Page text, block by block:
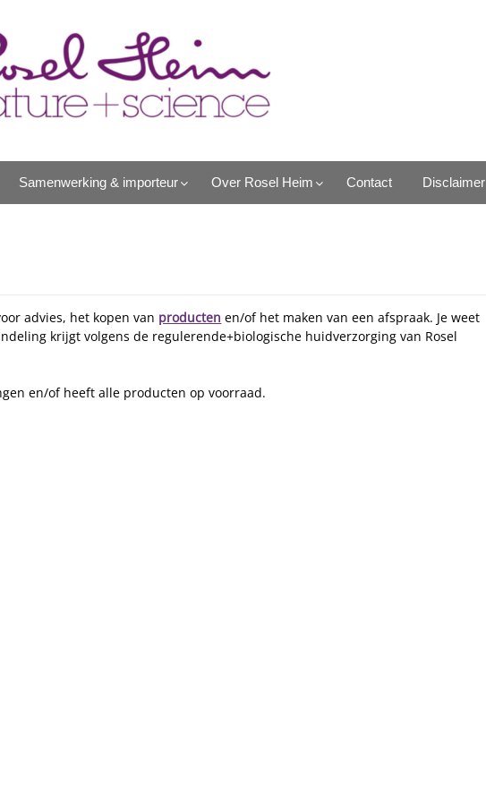
Samenwerking & importeur Over Rosel Heim Contact Disclaimer
advies, het kopen van producten en/of het maken van een afspraak. Je weet
krijgt volgens de regulerende+biologische huidverzorging van Rosel
en/of heeft alle producten op voorraad.